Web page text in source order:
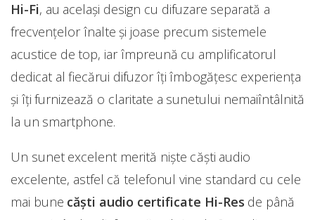
Hi-Fi, au acelaşi design cu difuzare separată a
frecvenţelor înalte şi joase precum sistemele
acustice de top, iar împreună cu amplificatorul
dedicat al fiecărui difuzor îți îmbogăţesc experienţa
şi îți furnizează o claritate a sunetului nemaiîntâlnită
la un smartphone.
Un sunet excelent merită nişte căşti audio
excelente, astfel că telefonul vine standard cu cele
mai bune căşti audio certificate Hi-Res de până